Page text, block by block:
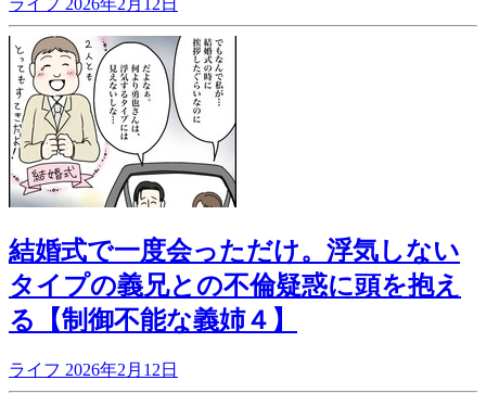
ライフ 2026年2月12日
結婚式で一度会っただけ。浮気しない
タイプの義兄との不倫疑惑に頭を抱え
る【制御不能な義姉４】
ライフ 2026年2月12日